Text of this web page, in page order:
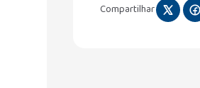
Compartilhar